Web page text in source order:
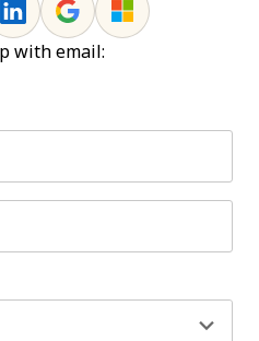
with email: